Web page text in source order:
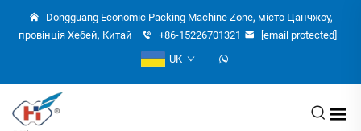
Dongguang Economic Packing Machine Zone, місто Цанчжоу,
провінція Хебей, Китай
+86-15226701321
[email protected]
UK